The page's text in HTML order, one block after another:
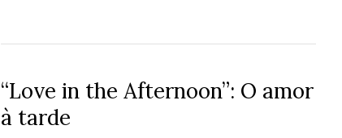
“Love in the Afternoon”: O amor
à tarde